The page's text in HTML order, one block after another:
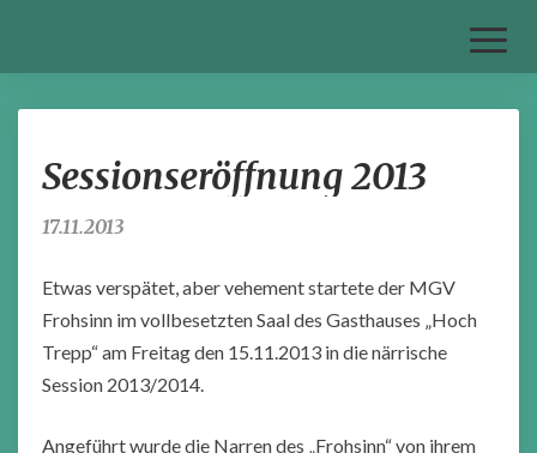
2013
Sessionseröffnung 2013
17.11.2013
Etwas verspätet, aber vehement startete der MGV
Frohsinn im vollbesetzten Saal des Gasthauses „Hoch
Trepp“ am Freitag den 15.11.2013 in die närrische
Session 2013/2014.
Angeführt wurde die Narren des „Frohsinn“ von ihrem